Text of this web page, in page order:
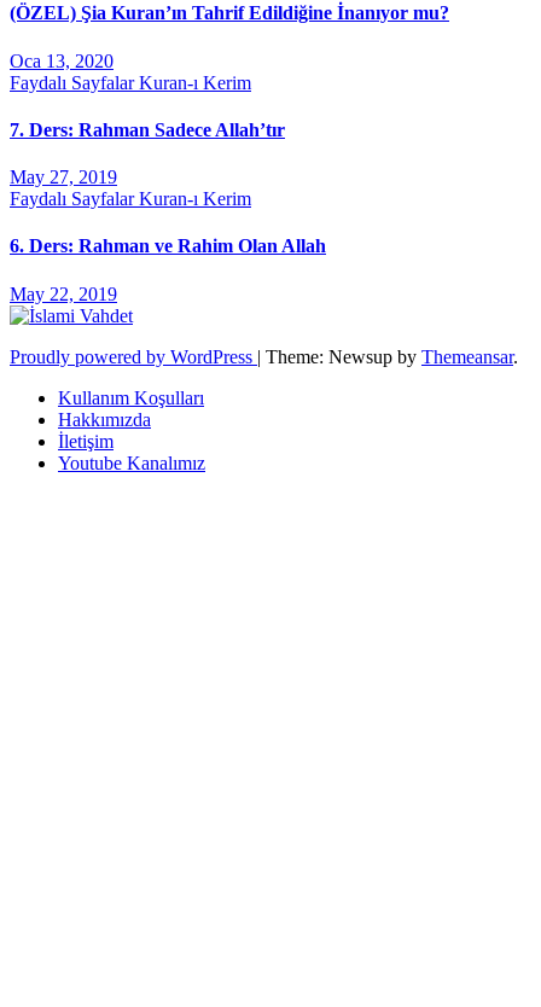
(ÖZEL) Şia Kuran’ın Tahrif Edildiğine İnanıyor mu?
Oca 13, 2020
Faydalı SayfalarKuran-ı Kerim
7. Ders: Rahman Sadece Allah’tır
May 27, 2019
Faydalı SayfalarKuran-ı Kerim
6. Ders: Rahman ve Rahim Olan Allah
May 22, 2019
Proudly powered by WordPress | Theme: Newsup by Themeansar.
Kullanım Koşulları
Hakkımızda
İletişim
Youtube Kanalımız